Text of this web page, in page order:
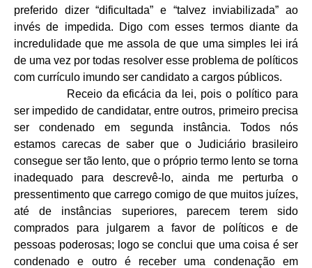
preferido dizer “dificultada” e “talvez inviabilizada” ao
invés de impedida. Digo com esses termos diante da
incredulidade que me assola de que uma simples lei irá
de uma vez por todas resolver esse problema de políticos
com currículo imundo ser candidato a cargos públicos.
Receio da eficácia da lei, pois o político para
ser impedido de candidatar, entre outros, primeiro precisa
ser condenado em segunda instância. Todos nós
estamos carecas de saber que o Judiciário brasileiro
consegue ser tão lento, que o próprio termo lento se torna
inadequado para descrevê-lo, ainda me perturba o
pressentimento que carrego comigo de que muitos juízes,
até de instâncias superiores, parecem terem sido
comprados para julgarem a favor de políticos e de
pessoas poderosas; logo se conclui que uma coisa é ser
condenado e outro é receber uma condenação em